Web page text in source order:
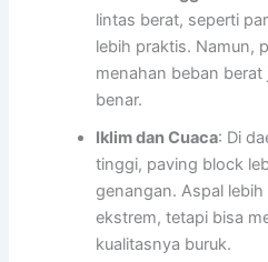
lintas berat, seperti
lebih praktis. Namun,
menahan beban
benar.
Iklim dan Cuaca: Di
tinggi, paving block
genangan. Aspal
ekstrem, tetapi bisa
kualitasnya buruk.